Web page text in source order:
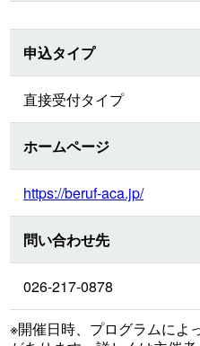
申込タイプ
直接受付タイプ
ホームページ
https://beruf-aca.jp/
問い合わせ先
026-217-0878
※開催日時、プログラムによ